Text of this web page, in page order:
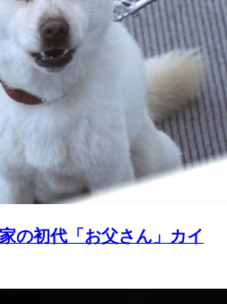
の初代「お父さん」カイ